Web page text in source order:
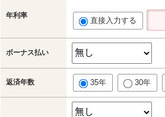
年利率
直接入力する
ボーナス払い
返済年数 35年 30年